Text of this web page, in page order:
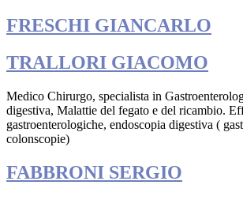
FRESCHI GIANCARLO
TRALLORI GIACOMO
Medico Chirurgo, specialista in
digestiva, Malattie del fegato e del ricambio.
gastroenterologiche, endoscopia digestiva (
colonscopie)
FABBRONI SERGIO